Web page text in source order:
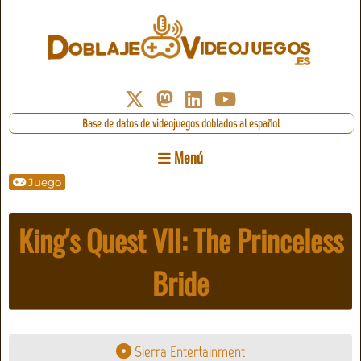
Base de datos de videojuegos doblados al español
Menú
Juego
King's Quest VII: The Princeless
Bride
Sierra Entertainment